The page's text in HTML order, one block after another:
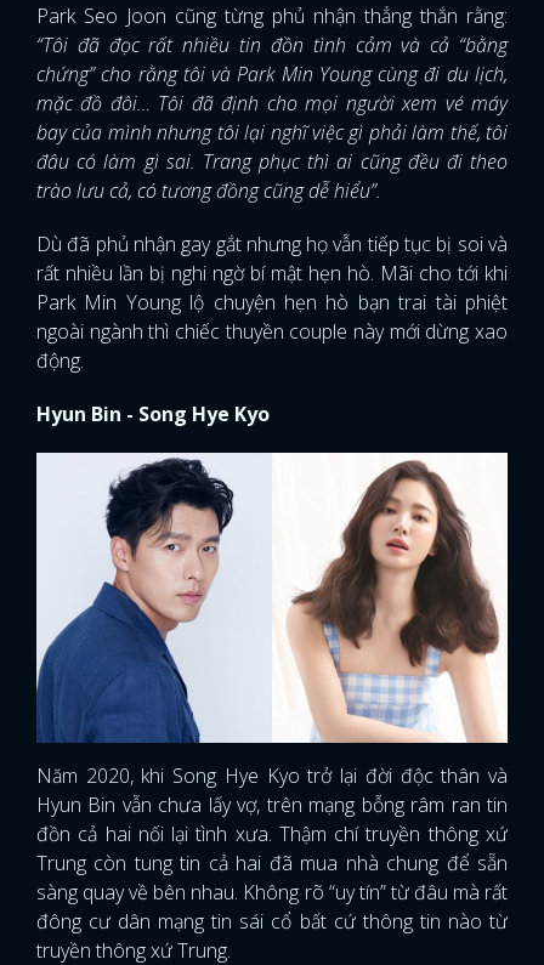
Park Seo Joon cũng từng phủ nhận thẳng thắn rằng:
“Tôi đã đọc rất nhiều tin đồn tình cảm và cả “bằng
chứng” cho rằng tôi và Park Min Young cùng đi du lịch,
mặc đồ đôi… Tôi đã định cho mọi người xem vé máy
bay của mình nhưng tôi lại nghĩ việc gì phải làm thế, tôi
đâu có làm gì sai. Trang phục thì ai cũng đều đi theo
trào lưu cả, có tương đồng cũng dễ hiểu”.
Dù đã phủ nhận gay gắt nhưng họ vẫn tiếp tục bị soi và
rất nhiều lần bị nghi ngờ bí mật hẹn hò. Mãi cho tới khi
Park Min Young lộ chuyện hẹn hò bạn trai tài phiệt
ngoài ngành thì chiếc thuyền couple này mới dừng xao
động.
Hyun Bin - Song Hye Kyo
Năm 2020, khi Song Hye Kyo trở lại đời độc thân và
Hyun Bin vẫn chưa lấy vợ, trên mạng bỗng râm ran tin
đồn cả hai nối lại tình xưa. Thậm chí truyền thông xứ
Trung còn tung tin cả hai đã mua nhà chung để sẵn
sàng quay về bên nhau. Không rõ “uy tín” từ đâu mà rất
đông cư dân mạng tin sái cổ bất cứ thông tin nào từ
truyền thông xứ Trung.